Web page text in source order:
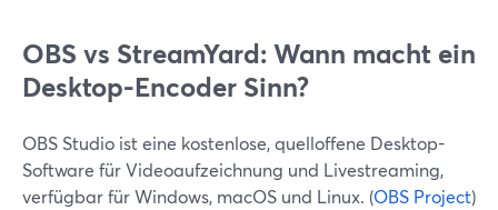
OBS vs StreamYard: Wann macht ein
Desktop-Encoder Sinn?
OBS Studio ist eine kostenlose, quelloffene Desktop-
Software für Videoaufzeichnung und Livestreaming,
verfügbar für Windows, macOS und Linux. (OBS Project)